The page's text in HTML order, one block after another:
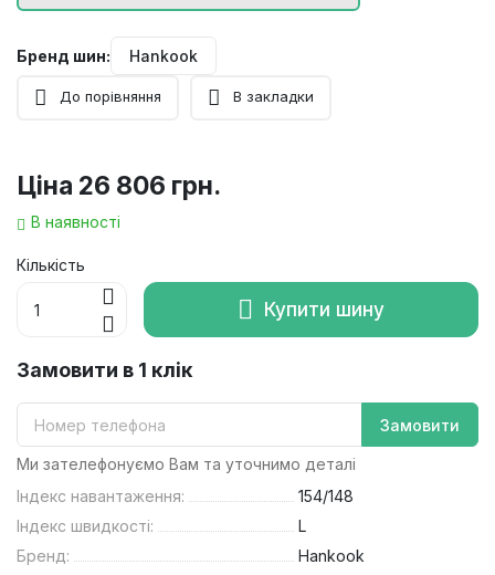
Бренд шин: Hankook
До порівняння В закладки
Ціна 26 806 грн.
В наявності
Кількість
Купити шину
Замовити в 1 клік
Замовити
Ми зателефонуємо Вам та уточнимо деталі
Індекс навантаження:
154/148
Індекс швидкості:
L
Бренд:
Hankook